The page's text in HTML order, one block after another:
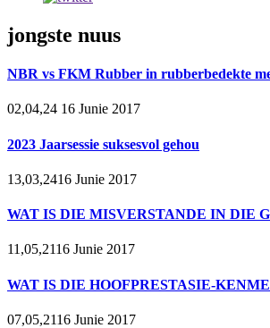
jongste nuus
NBR vs FKM Rubber in rubberbedekte
02,04,24 16 Junie 2017
2023 Jaarsessie suksesvol gehou
13,03,2416 Junie 2017
WAT IS DIE MISVERSTANDE IN DIE
11,05,2116 Junie 2017
WAT IS DIE HOOFPRESTASIE-
07,05,2116 Junie 2017